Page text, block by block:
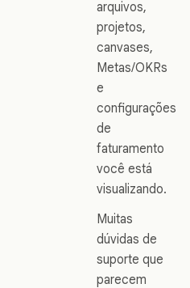
arquivos,
projetos,
canvases,
Metas/OKRs
e
configurações
de
faturamento
você está
visualizando.
Muitas
dúvidas de
suporte que
parecem